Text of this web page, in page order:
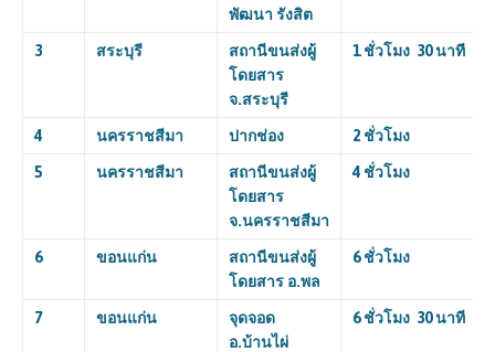
พัฒนา รังสิต
3 สระบุรี
สถานีขนส่งผู้
โดยสาร
จ.สระบุรี
1 ชั่วโมง 30 นาที
4 นครราชสีมา ปากช่อง 2 ชั่วโมง
5 นครราชสีมา
สถานีขนส่งผู้
โดยสาร
จ.นครราชสีมา
4 ชั่วโมง
6 ขอนแก่น
สถานีขนส่งผู้
โดยสาร อ.พล
6 ชั่วโมง
7 ขอนแก่น
จุดจอด
อ.บ้านไผ่
6 ชั่วโมง 30 นาที